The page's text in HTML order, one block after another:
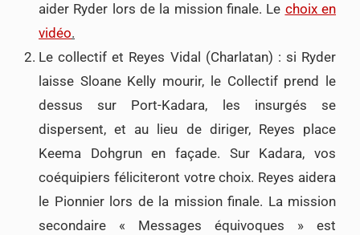
aider Ryder lors de la mission finale. Le choix en
vidéo.
Le collectif et Reyes Vidal (Charlatan) : si Ryder
laisse Sloane Kelly mourir, le Collectif prend le
dessus sur Port-Kadara, les insurgés se
dispersent, et au lieu de diriger, Reyes place
Keema Dohgrun en façade. Sur Kadara, vos
coéquipiers féliciteront votre choix. Reyes aidera
le Pionnier lors de la mission finale. La mission
secondaire « Messages équivoques » est